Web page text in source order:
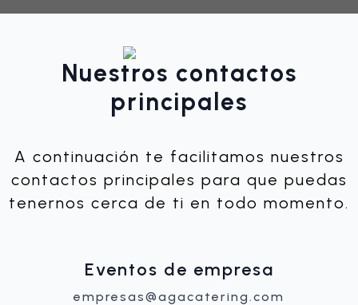
Nuestros contactos
principales
A continuación te facilitamos nuestros
contactos principales para que puedas
tenernos cerca de ti en todo momento.
Eventos de empresa
empresas@agacatering.com